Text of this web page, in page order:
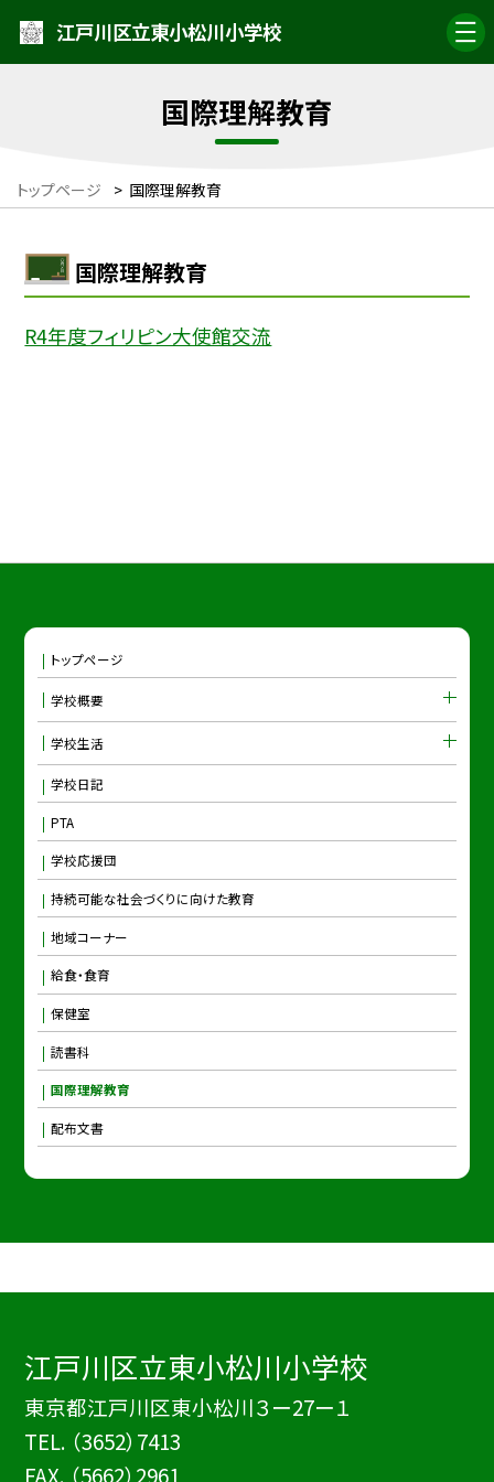
江戸川区立東小松川小学校
国際理解教育
トップページ > 国際理解教育
国際理解教育
R4年度フィリピン大使館交流
トップページ
学校概要
学校生活
学校日記
PTA
学校応援団
持続可能な社会づくりに向けた教育
地域コーナー
給食・食育
保健室
読書科
国際理解教育
配布文書
江戸川区立東小松川小学校
東京都江戸川区東小松川３ー27ー１
TEL. （3652）7413
FAX. （5662）2961